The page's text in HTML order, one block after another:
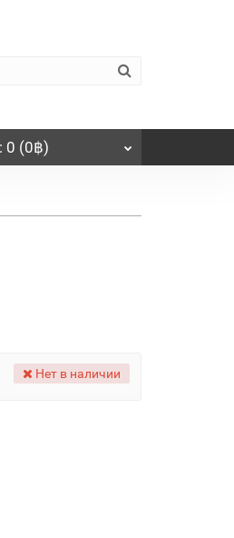
: 0 (0฿)
Нет в наличии